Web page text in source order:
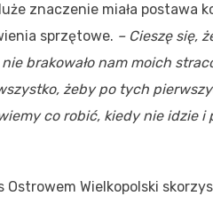
znaczenie miała postawa
sprzętowe. – Cieszę się,
brakowało nam moich
żeby po tych
co robić, kiedy nie idzie
Ostrowem Wielkopolski